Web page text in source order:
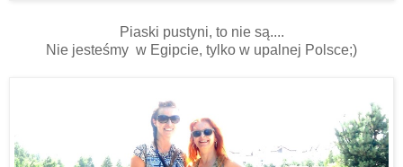
Piaski pustyni, to nie są....
Nie jesteśmy w Egipcie, tylko w upalnej Polsce;)